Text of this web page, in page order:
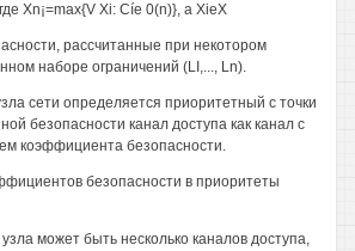
Xn¡=max{V Xi: Cíe 0(n)}, a XieX
рассчитанные при некотором
наборе ограничений (LI,..., Ln).
сети определяется приоритетный с точки
безопасности канал доступа как канал с
коэффициента безопасности.
безопасности в приоритеты
может быть несколько каналов доступа,